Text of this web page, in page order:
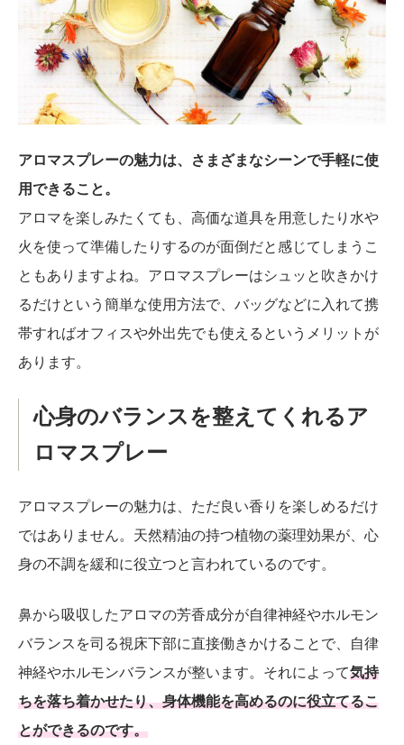
アロマスプレーの魅力は、さまざまなシーンで手軽に使
用できること。
アロマを楽しみたくても、高価な道具を用意したり水や
火を使って準備したりするのが面倒だと感じてしまうこ
ともありますよね。アロマスプレーはシュッと吹きかけ
るだけという簡単な使用方法で、バッグなどに入れて携
帯すればオフィスや外出先でも使えるというメリットが
あります。
心身のバランスを整えてくれるア
ロマスプレー
アロマスプレーの魅力は、ただ良い香りを楽しめるだけ
ではありません。天然精油の持つ植物の薬理効果が、心
身の不調を緩和に役立つと言われているのです。
鼻から吸収したアロマの芳香成分が自律神経やホルモン
バランスを司る視床下部に直接働きかけることで、自律
神経やホルモンバランスが整います。それによって気持
ちを落ち着かせたり、身体機能を高めるのに役立てるこ
とができるのです。